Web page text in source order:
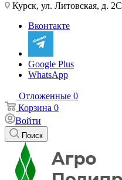
Курск, ул. Литовская, д. 2С
Вконтакте
Google Plus
WhatsApp
Отложенные 0
Корзина 0
Войти
Поиск